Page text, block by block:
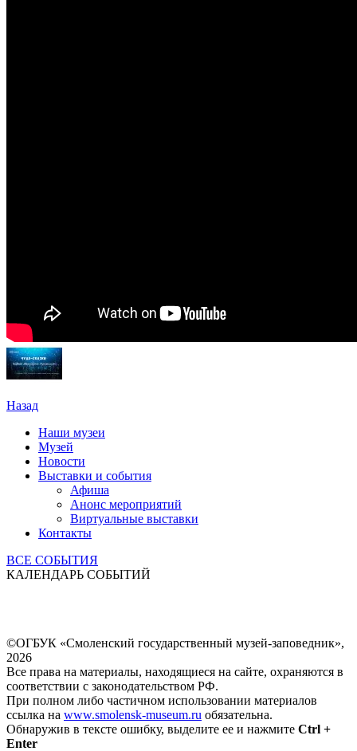
Назад
Наши музеи
Музей
Новости
Выставки и события
Афиша
Анонс мероприятий
Виртуальные выставки
Контакты
ВСЕ СОБЫТИЯ
КАЛЕНДАРЬ СОБЫТИЙ
©ОГБУК «Смоленский государственный музей-заповедник»,
2026
Все права на материалы, находящиеся на сайте, охраняются в
соответствии с законодательством РФ.
При полном либо частичном использовании материалов
ссылка на www.smolensk-museum.ru обязательна.
Обнаружив в тексте ошибку, выделите ее и нажмите Ctrl +
Enter